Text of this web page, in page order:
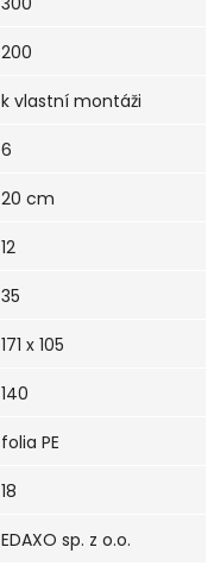
200
k vlastní montáži
6
20 cm
12
35
171 x 105
140
folia PE
18
EDAXO sp. z o.o.